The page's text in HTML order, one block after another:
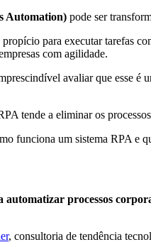
Automation) pode ser
para executar tarefas
com agilidade.
avaliar que esse é
tende a eliminar os
funciona um sistema RPA e
automatizar processos
, consultoria de tendência